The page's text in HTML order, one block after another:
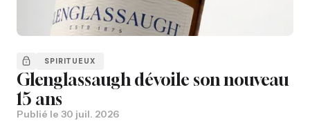
SPIRITUEUX
Glenglassaugh dévoile son nouveau
15 ans
Publié le 30 juil. 2026